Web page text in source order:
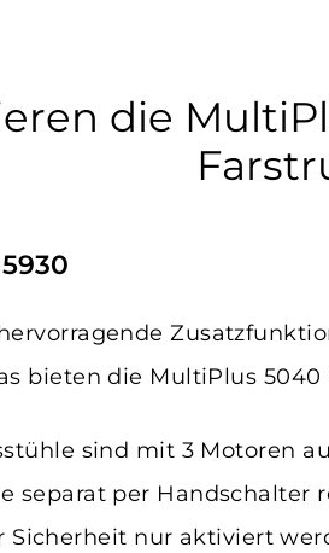
die
bieten die MultiPlus 5040
sind mit 3 Motoren
separat per Handschalter
Sicherheit nur aktiviert